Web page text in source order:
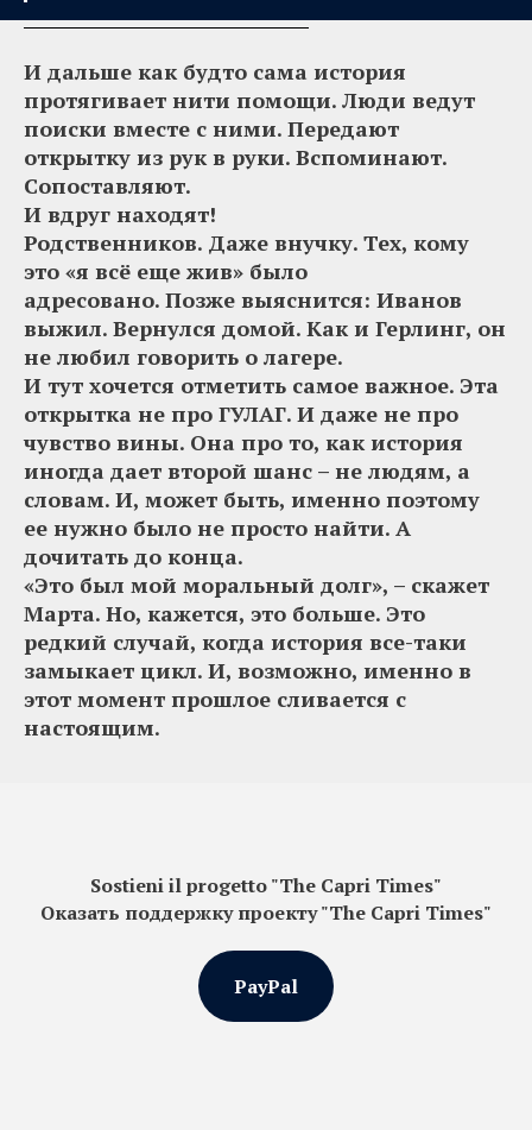
И дальше как будто сама история
протягивает нити помощи. Люди ведут
поиски вместе с ними. Передают
открытку из рук в руки. Вспоминают.
Сопоставляют.
И вдруг находят!
Родственников. Даже внучку. Тех, кому
это «я всё еще жив» было
адресовано. Позже выяснится: Иванов
выжил. Вернулся домой. Как и Герлинг, он
не любил говорить о лагере.
И тут хочется отметить самое важное. Эта
открытка не про ГУЛАГ. И даже не про
чувство вины. Она про то, как история
иногда дает второй шанс – не людям, а
словам. И, может быть, именно поэтому
ее нужно было не просто найти. А
дочитать до конца.
«Это был мой моральный долг», – скажет
Марта. Но, кажется, это больше. Это
редкий случай, когда история все-таки
замыкает цикл. И, возможно, именно в
этот момент прошлое сливается с
настоящим.
Sostieni il progetto "The Capri Times"
Оказать поддержку проекту "The Capri Times"
PayPal